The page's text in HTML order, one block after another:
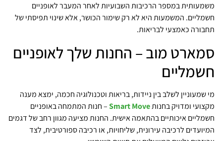
משמעותית במספר הרכיבות השבועיות לאחר המעבר לאופניים
חשמליים. המשמעות היא לא רק שימור הכושר, אלא שינוי תפיסתי של
תחבורה כאמצעי לבריאות.
סמארט מוב – החנות שלך לאופניים
חשמליים
מי שמעוניין לשלב בין ניידות, בריאות וטכנולוגיה חכמה, ימצא מענה
מקצועי ומדויק בחנותSmart Move– חנות המתמחה באופניים
חשמליים איכותיים בהתאמה אישית. החנות מציעה מגוון רחב של דגמים
המיועדים לרכיבה עירונית, שליחויות, או רכיבה ספורטיבית, לצד